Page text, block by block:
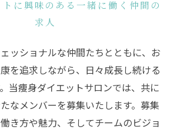
に興味のある一緒に働く仲間の
求人
ッショナルな仲間たちとともに、お
を追求しながら、日々成長し続ける
当痩身ダイエットサロンでは、共に
なメンバーを募集いたします。募集
き方や魅力、そしてチームのビジョ